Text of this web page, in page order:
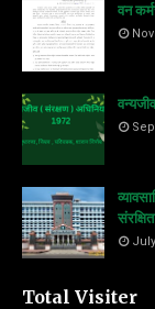
वन
Total Visiter